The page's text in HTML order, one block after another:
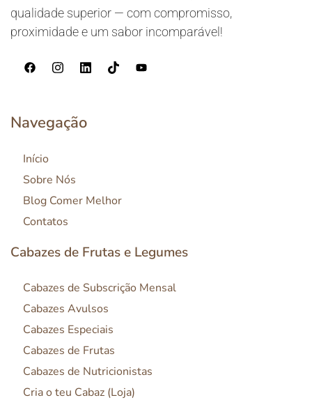
qualidade superior — com compromisso,
proximidade e um sabor incomparável!
Navegação
Início
Sobre Nós
Blog Comer Melhor
Contatos
Cabazes de Frutas e Legumes
Cabazes de Subscrição Mensal
Cabazes Avulsos
Cabazes Especiais
Cabazes de Frutas
Cabazes de Nutricionistas
Cria o teu Cabaz (Loja)